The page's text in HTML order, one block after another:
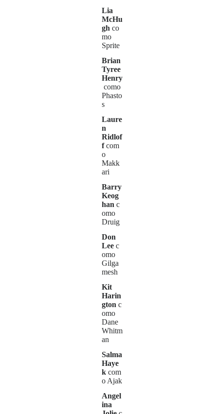
Lia
McHu
gh co
mo
Sprite
Brian
Tyree
Henry
como
Phasto
s
Laure
n
Ridlof
fcom
o
Makk
ari
Barry
Keog
han c
omo
Druig
Don
Lee c
omo
Gilga
mesh
Kit
Harin
gton c
omo
Dane
Whitm
an
Salma
Haye
k com
o Ajak
Angel
ina